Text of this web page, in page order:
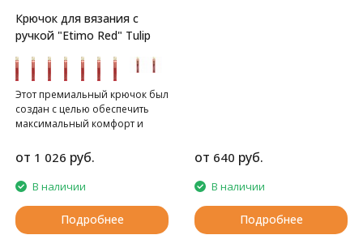
Крючок для вязания с
ручкой "Etimo Red" Tulip
Этот премиальный крючок был
создан с целью обеспечить
максимальный комфорт и
от 1 026 руб.
В наличии
Подробнее
от 640 руб.
В наличии
Подробнее